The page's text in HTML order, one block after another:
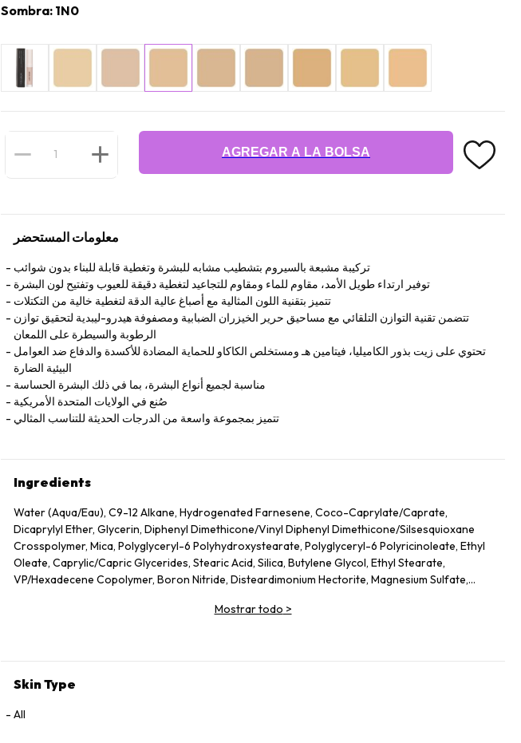
Sombra: 1N0
AGREGAR A LA BOLSA
معلومات المستحضر
تركيبة مشبعة بالسيروم بتشطيب مشابه للبشرة وتغطية قابلة للبناء بدون شوائب
توفير ارتداء طويل الأمد، مقاوم للماء ومقاوم للتجاعيد لتغطية دقيقة للعيوب وتفتيح لون البشرة
تتميز بتقنية اللون المثالية مع أصباغ عالية الدقة لتغطية خالية من التكتلات
تتضمن تقنية التوازن التلقائي مع مساحيق حرير الخيزران الضبابية ومصفوفة هيدرو-ليبدية لتحقيق توازن
الرطوبة والسيطرة على اللمعان
تحتوي على زيت بذور الكاميليا، فيتامين هـ ومستخلص الكاكاو للحماية المضادة للأكسدة والدفاع ضد العوامل
البيئية الضارة
مناسبة لجميع أنواع البشرة، بما في ذلك البشرة الحساسة
صُنع في الولايات المتحدة الأمريكية
تتميز بمجموعة واسعة من الدرجات الحديثة للتناسب المثالي
Ingredients
Water (Aqua/Eau), C9-12 Alkane, Hydrogenated Farnesene, Coco-Caprylate/Caprate,
Dicaprylyl Ether, Glycerin, Diphenyl Dimethicone/Vinyl Diphenyl Dimethicone/Silsesquioxane
Crosspolymer, Mica, Polyglyceryl-6 Polyhydroxystearate, Polyglyceryl-6 Polyricinoleate, Ethyl
Oleate, Caprylic/Capric Glycerides, Stearic Acid, Silica, Butylene Glycol, Ethyl Stearate,
VP/Hexadecene Copolymer, Boron Nitride, Disteardimonium Hectorite, Magnesium Sulfate,
Oleic/Linoleic/Linolenic Polyglycerides, Kaolin, Sorbitan Sesquioleate, Polyglycerin-6, Aluminum
Alcohol, Trehalose, Trisodium Ethylenediamine Disuccinate, Spilanthes Acmella Flower Extract,
Triacetin, Tocopherol, Nelumbo Nucifera Flower Extract, Ascorbyl Palmitate. +/- (May
Mostrar todo >
Skin Type
All